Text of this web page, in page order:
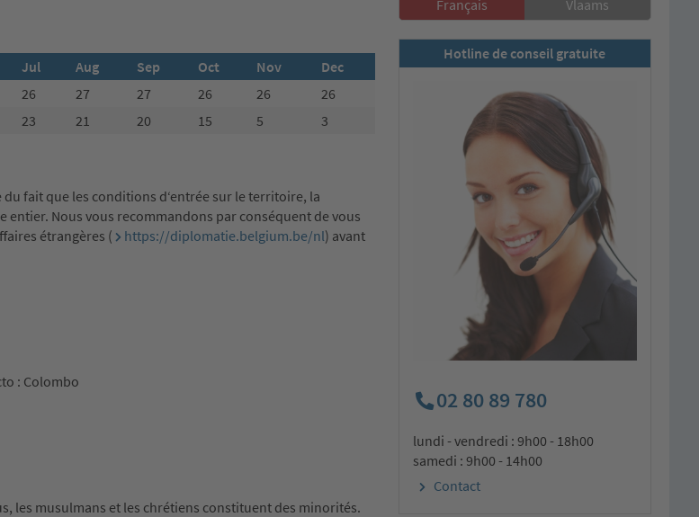
Jul Aug Sep Oct Nov
Dec
26 27 27 26 26
26
23 21 20 15 5 3
fait que les conditions d‘entrée sur le territoire, la
Nous vous recommandons par conséquent de vous
étrangères (
https://diplomatie.belgium.be/nl) avant
: Colombo
les musulmans et les chrétiens constituent des minorités.
Français
Vlaams
Hotline de conseil gratuite
02 80 89 780
lundi - vendredi : 9h00 - 18h00
samedi : 9h00 - 14h00
Contact